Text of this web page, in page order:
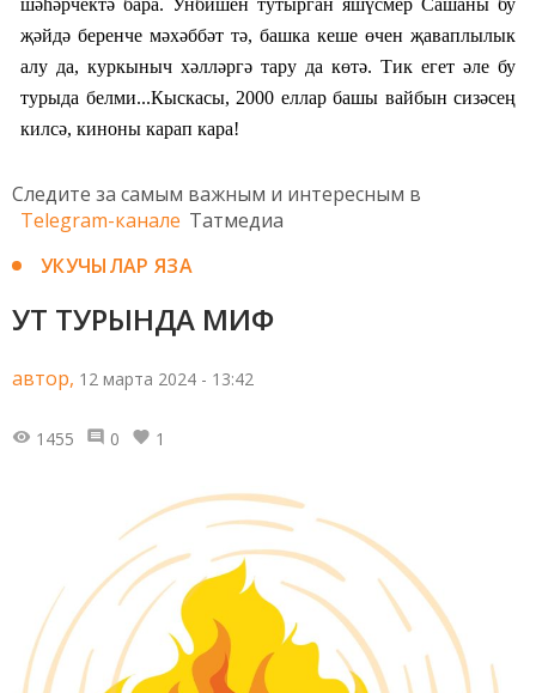
шәһәрчектә бара. Унбишен тутырган яшүсмер Сашаны бу
җәйдә беренче мәхәббәт тә, башка кеше өчен җаваплылык
алу да, куркыныч хәлләргә тару да көтә. Тик егет әле бу
турыда белми...Кыскасы, 2000 еллар башы вайбын сизәсең
килсә, киноны карап кара!
Следите за самым важным и интересным в
Telegram-канале Татмедиа
УКУЧЫЛАР ЯЗА
УТ ТУРЫНДА МИФ
автор, 12 марта 2024 - 13:42
1455 0 1